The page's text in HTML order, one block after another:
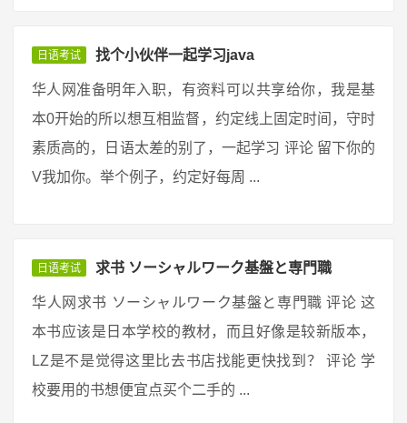
日语考试 找个小伙伴一起学习java
华人网准备明年入职，有资料可以共享给你，我是基
本0开始的所以想互相监督，约定线上固定时间，守时
素质高的，日语太差的别了，一起学习 评论 留下你的
V我加你。举个例子，约定好每周 ...
日语考试 求书 ソーシャルワーク基盤と専門職
华人网求书 ソーシャルワーク基盤と専門職 评论 这
本书应该是日本学校的教材，而且好像是较新版本，
LZ是不是觉得这里比去书店找能更快找到？ 评论 学
校要用的书想便宜点买个二手的 ...